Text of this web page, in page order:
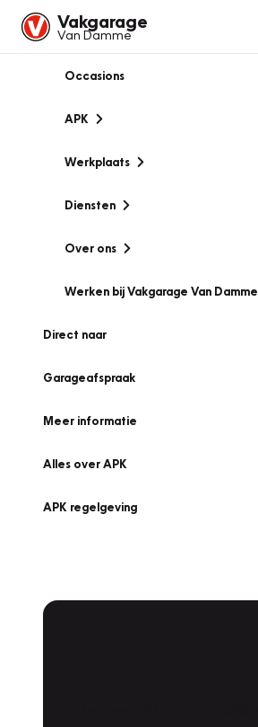
Vakgarage
Van Damme
Occasions
APK
Werkplaats
Diensten
Over ons
Werken bij Vakgarage Van Damme
Direct naar
Garageafspraak
Meer informatie
Alles over APK
APK regelgeving